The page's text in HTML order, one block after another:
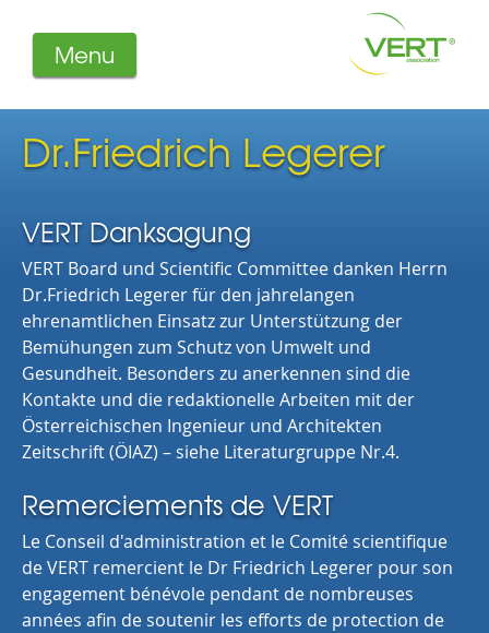
Menu
About us
Projects
Filters
Members
Literature
Dr.Friedrich Legerer
VERT Danksagung
VERT Board und Scientific Committee danken Herrn
Dr.Friedrich Legerer für den jahrelangen
ehrenamtlichen Einsatz zur Unterstützung der
Bemühungen zum Schutz von Umwelt und
Gesundheit. Besonders zu anerkennen sind die
Kontakte und die redaktionelle Arbeiten mit der
Österreichischen Ingenieur und Architekten
Zeitschrift (ÖIAZ) – siehe Literaturgruppe Nr.4.
Remerciements de VERT
Le Conseil d'administration et le Comité scientifique
de VERT remercient le Dr Friedrich Legerer pour son
engagement bénévole pendant de nombreuses
années afin de soutenir les efforts de protection de